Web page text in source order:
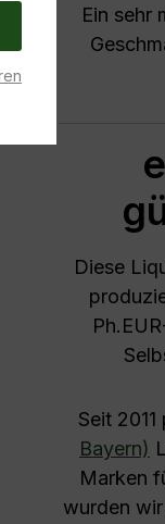
Ein sehr
Diese
Seit
Bayern)
Marken
wurden